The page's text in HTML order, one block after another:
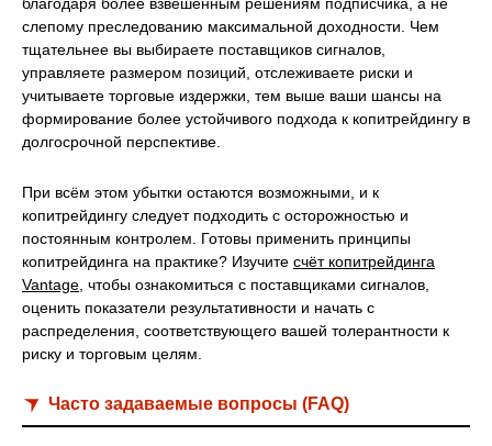
слепому преследованию максимальной доходности. Чем
тщательнее вы выбираете поставщиков сигналов,
управляете размером позиций, отслеживаете риски и
учитываете торговые издержки, тем выше ваши шансы на
формирование более устойчивого подхода к копитрейдингу в
долгосрочной перспективе.
При всём этом убытки остаются возможными, и к
копитрейдингу следует подходить с осторожностью и
постоянным контролем. Готовы применить принципы
копитрейдинга на практике? Изучите счёт копитрейдинга
Vantage , чтобы ознакомиться с поставщиками сигналов,
оценить показатели результативности и начать с
распределения, соответствующего вашей толерантности к
риску и торговым целям.
Часто задаваемые вопросы (FAQ)